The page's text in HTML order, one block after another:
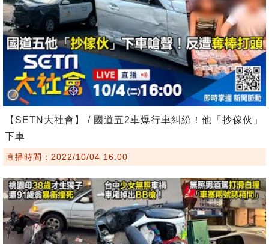
【SETN大社會】 / 國道五2車爆行車糾紛！他「抄傢伙」
下車
直播時間：2022/10/04 16:00